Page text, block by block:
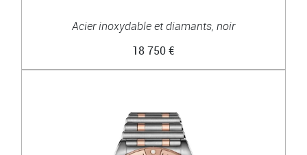
Acier inoxydable et diamants, noir
18 750 €